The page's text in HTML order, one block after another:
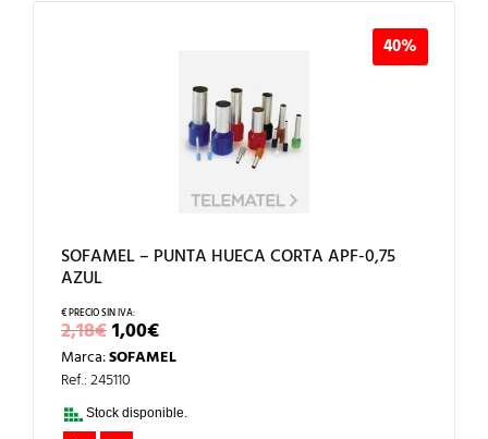
40%
SOFAMEL – PUNTA HUECA CORTA APF-0,75
AZUL
2,18€EL
PRECIO
ORIGINAL
ERA:
2,18€.
1,00€EL
PRECIO
ACTUAL
1,00€.
Marca:SOFAMEL
Ref.: 245110
Stock disponible.